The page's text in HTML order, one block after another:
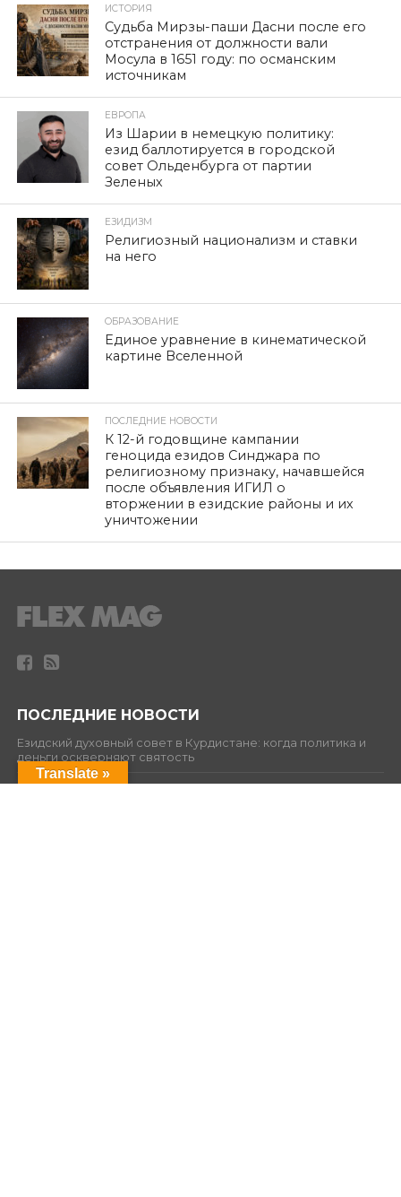
ИСТОРИЯ
Судьба Мирзы-паши Дасни после его
отстранения от должности вали
Мосула в 1651 году: по османским
источникам
ЕВРОПА
Из Шарии в немецкую политику:
езид баллотируется в городской
совет Ольденбурга от партии
Зеленых
ЕЗИДИЗМ
Религиозный национализм и ставки
на него
ОБРАЗОВАНИЕ
Единое уравнение в кинематической
картине Вселенной
ПОСЛЕДНИЕ НОВОСТИ
К 12-й годовщине кампании
геноцида езидов Синджара по
религиозному признаку, начавшейся
после объявления ИГИЛ о
вторжении в езидские районы и их
уничтожении
ПОСЛЕДНИЕ НОВОСТИ
Езидский духовный совет в Курдистане: когда политика и
деньги оскверняют святость
История, которую украли у курдов и которую мы сами
Translate »